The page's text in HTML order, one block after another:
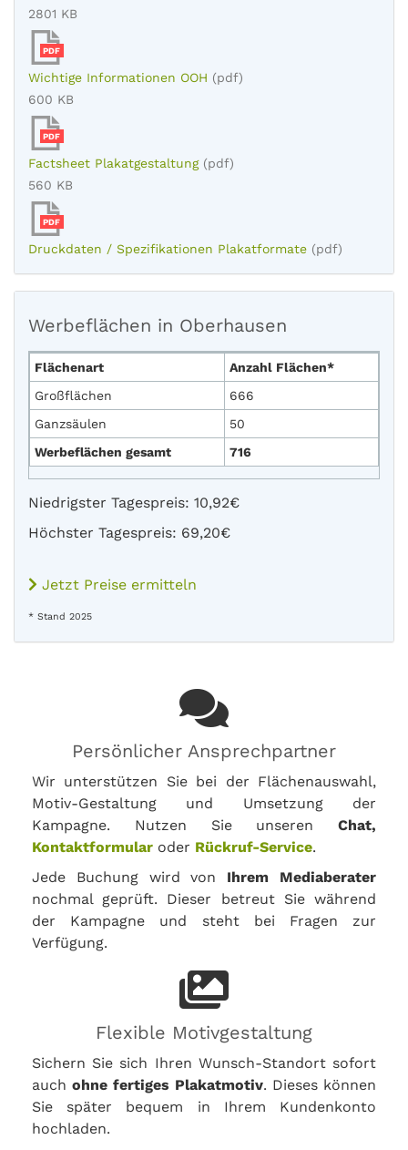
2801 KB
PDF
Wichtige Informationen OOH (pdf)
600 KB
PDF
Factsheet Plakatgestaltung (pdf)
560 KB
PDF
Druckdaten / Spezifikationen Plakatformate (pdf)
Werbeflächen in Oberhausen
Flächenart
Anzahl Flächen*
Großflächen
666
Ganzsäulen
50
Werbeflächen gesamt
716
Niedrigster Tagespreis: 10,92€
Höchster Tagespreis: 69,20€
Jetzt Preise ermitteln
* Stand 2025
Persönlicher Ansprechpartner
Wir unterstützen Sie bei der Flächenauswahl,
Motiv-Gestaltung und Umsetzung der
Kampagne. Nutzen Sie unseren Chat,
Kontaktformular oder Rückruf-Service.
Jede Buchung wird von Ihrem Mediaberater
nochmal geprüft. Dieser betreut Sie während
der Kampagne und steht bei Fragen zur
Verfügung.
Flexible Motivgestaltung
Sichern Sie sich Ihren Wunsch-Standort sofort
auch ohne fertiges Plakatmotiv. Dieses können
Sie später bequem in Ihrem Kundenkonto
hochladen.